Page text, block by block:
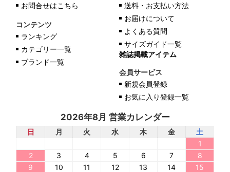
お問合せはこちら
コンテンツ
ランキング
カテゴリー一覧
ブランド一覧
送料・お支払い方法
お届けについて
よくある質問
サイズガイド一覧
雑誌掲載アイテム
会員サービス
新規会員登録
お気に入り登録一覧
2026年8月 営業カレンダー
日 月 火 水 木 金
土
1
2
3 4 5 6 7
8
9
10 11 12 13 14
15